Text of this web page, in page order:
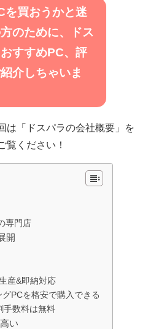
を買おうかと迷
のために、ドス
すすめPC、評
介しちゃいま
は「ドスパラの会社概要」を
覧ください！
専門店
開
産&即納対応
PCを格安で購入できる
手数料は無料
い